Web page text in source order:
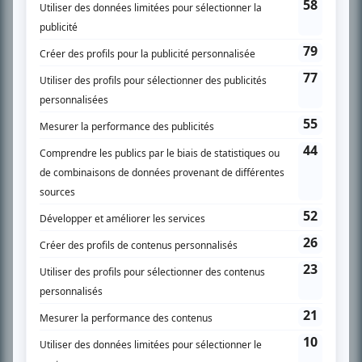
SUR LE RÉSEAU BIZZ MÉDIA
PLAN DU SITE
Accueil
Liste des oeuvres
Recherche avancée
À propos
Nous contacter
Termes et conditions
Politique de confidentialité
Gestion du consentement